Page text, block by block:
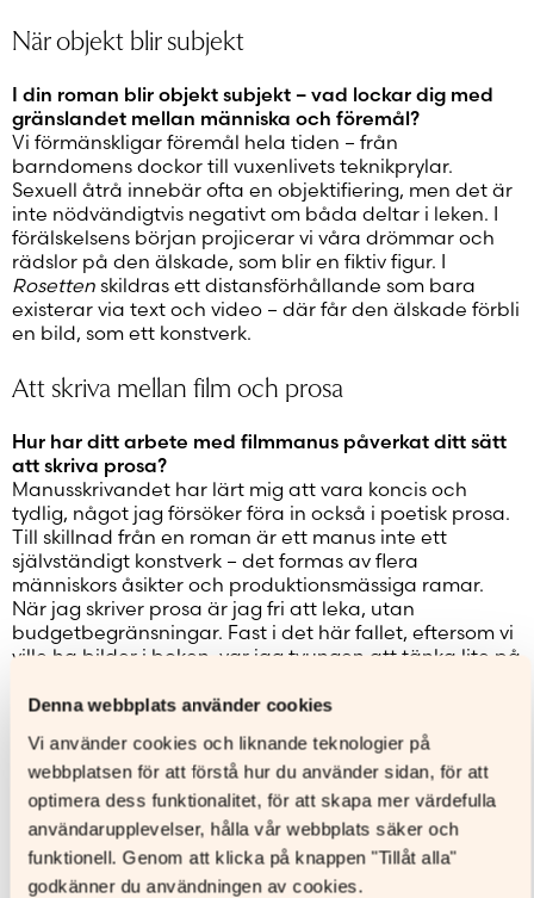
Denna webbplats använder cookies
Vi använder cookies och liknande teknologier på
webbplatsen för att förstå hur du använder sidan, för att
optimera dess funktionalitet, för att skapa mer värdefulla
användarupplevelser, hålla vår webbplats säker och
funktionell. Genom att klicka på knappen "Tillåt alla"
godkänner du användningen av cookies.
När objekt blir subjekt
I din roman blir objekt subjekt – vad lockar dig med
gränslandet mellan människa och föremål?
Vi förmänskligar föremål hela tiden – från
barndomens dockor till vuxenlivets teknikprylar.
Sexuell åtrå innebär ofta en objektifiering, men det är
inte nödvändigtvis negativt om båda deltar i leken. I
förälskelsens början projicerar vi våra drömmar och
rädslor på den älskade, som blir en fiktiv figur. I
Rosetten skildras ett distansförhållande som bara
existerar via text och video – där får den älskade förbli
en bild, som ett konstverk.
Att skriva mellan film och prosa
Hur har ditt arbete med filmmanus påverkat ditt sätt
att skriva prosa?
Manusskrivandet har lärt mig att vara koncis och
tydlig, något jag försöker föra in också i poetisk prosa.
Till skillnad från en roman är ett manus inte ett
självständigt konstverk – det formas av flera
människors åsikter och produktionsmässiga ramar.
När jag skriver prosa är jag fri att leka, utan
budgetbegränsningar. Fast i det här fallet, eftersom vi
ville ha bilder i boken, var jag tvungen att tänka lite på
beskriver iRosettenså gamla att vi också kunde
inkludera bilder – läsaren behöver inte googla hela
tiden.
Njutningens skuld
Du skriver ofta om makt och begär. Hur ville du
utmana läsaren den här gången?